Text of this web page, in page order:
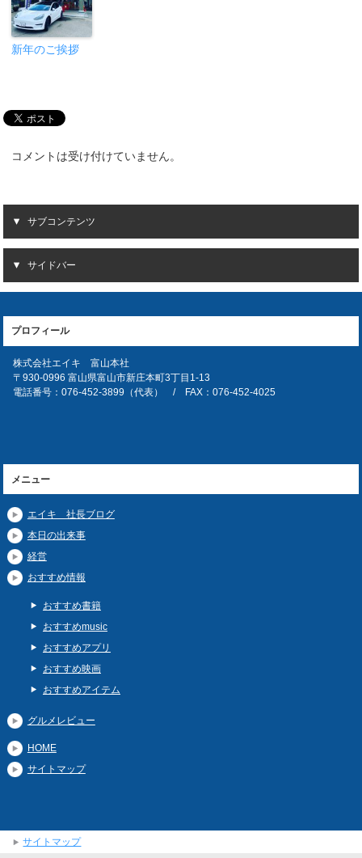
新年のご挨拶
コメントは受け付けていません。
サブコンテンツ
サイドバー
プロフィール
株式会社エイキ 富山本社
〒930-0996 富山県富山市新庄本町3丁目1-13
電話番号：076-452-3899（代表） / FAX：076-452-4025
メニュー
エイキ 社長ブログ
本日の出来事
経営
おすすめ情報
おすすめ書籍
おすすめmusic
おすすめアプリ
おすすめ映画
おすすめアイテム
グルメレビュー
HOME
サイトマップ
サイトマップ